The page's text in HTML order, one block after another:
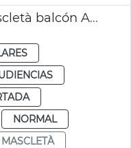
Sorteo invitaciones mascletà balcón Ayuntamiento
NORMAL
MASCLETÀ